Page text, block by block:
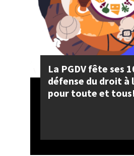
La PGDV fête ses
défense du droit à
pour toute et tous!